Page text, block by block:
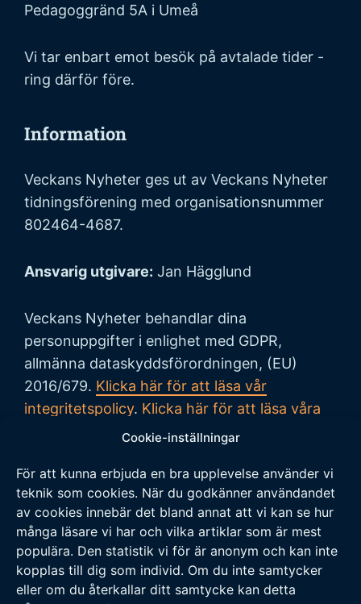
Cookie-inställningar
För att kunna erbjuda en bra upplevelse använder vi
teknik som cookies. När du godkänner användandet
av cookies innebär det bland annat att vi kan se hur
många läsare vi har och vilka artiklar som är mest
populära. Den statistik vi för är anonym och kan inte
kopplas till dig som individ. Om du inte samtycker
eller om du återkallar ditt samtycke kan detta
Pedagoggränd 5A i Umeå
Vi tar enbart emot besök på avtalade tider -
ring därför före.
Information
Veckans Nyheter ges ut av Veckans Nyheter
tidningsförening med organisationsnummer
802464-4687.
Ansvarig utgivare: Jan Hägglund
Veckans Nyheter behandlar dina
personuppgifter i enlighet med GDPR,
allmänna dataskyddsförordningen, (EU)
2016/679. Klicka här för att läsa vår
integritetspolicy. Klicka här för att läsa våra
allmänna villkor vid köp.
Tipsa oss
Vi tar tacksamt emot tips på nyheter och
händelser som vi borde skriva om. Skicka ditt
tips till följande adress:
tipsa@veckansnyheter.se